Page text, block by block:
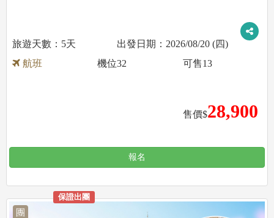
5天
2026/08/20 (四)
航班
售價$28,900
機位32 可售13
報名
團
保證出團